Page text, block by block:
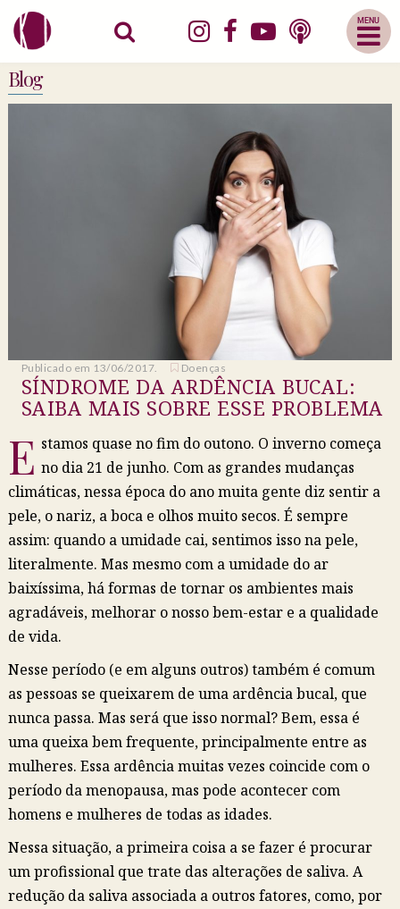
Abrir
Menu
Mobile
Blog
Publicado em 13/06/2017. Doenças
SÍNDROME DA ARDÊNCIA BUCAL:
SAIBA MAIS SOBRE ESSE PROBLEMA
E stamos quase no fim do outono. O inverno começa
no dia 21 de junho. Com as grandes mudanças
climáticas, nessa época do ano muita gente diz sentir a
pele, o nariz, a boca e olhos muito secos. É sempre
assim: quando a umidade cai, sentimos isso na pele,
literalmente. Mas mesmo com a umidade do ar
baixíssima, há formas de tornar os ambientes mais
agradáveis, melhorar o nosso bem-estar e a qualidade
de vida.
Nesse período (e em alguns outros) também é comum
as pessoas se queixarem de uma ardência bucal, que
nunca passa. Mas será que isso normal? Bem, essa é
uma queixa bem frequente, principalmente entre as
mulheres. Essa ardência muitas vezes coincide com o
período da menopausa, mas pode acontecer com
homens e mulheres de todas as idades.
Nessa situação, a primeira coisa a se fazer é procurar
um profissional que trate das alterações de saliva. A
redução da saliva associada a outros fatores, como, por